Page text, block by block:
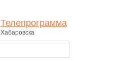
Телепрограмма
Хабаровска